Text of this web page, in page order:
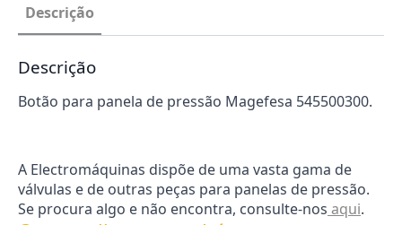
Descrição
Descrição
Botão para panela de pressão Magefesa 545500300.
A Electromáquinas dispõe de uma vasta gama de
válvulas e de outras peças para panelas de pressão.
Se procura algo e não encontra, consulte-nos aqui.